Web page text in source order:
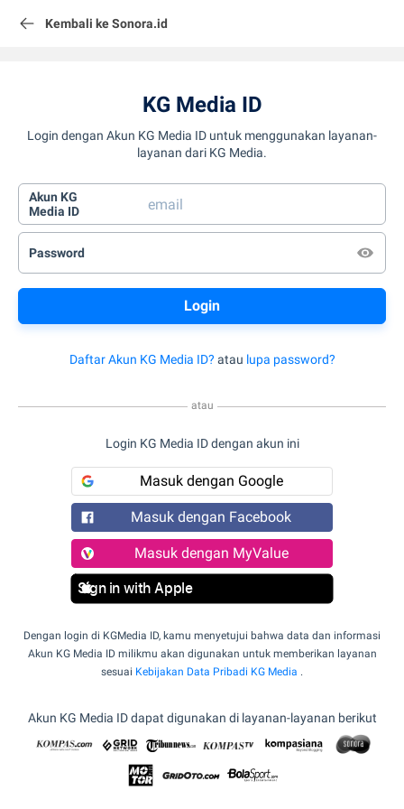
Kembali ke Sonora.id
KG Media ID
Login dengan Akun KG Media ID untuk menggunakan layanan-
layanan dari KG Media.
Akun KG
Media ID
Password
Daftar Akun KG Media ID? atau lupa password?
atau
Login KG Media ID dengan akun ini
Masuk dengan Google
Masuk dengan Facebook
Masuk dengan MyValue
Sign in with Apple
Dengan login di KGMedia ID, kamu menyetujui bahwa data dan informasi
Akun KG Media ID milikmu akan digunakan untuk memberikan layanan
sesuai Kebijakan Data Pribadi KG Media .
Akun KG Media ID dapat digunakan di layanan-layanan berikut